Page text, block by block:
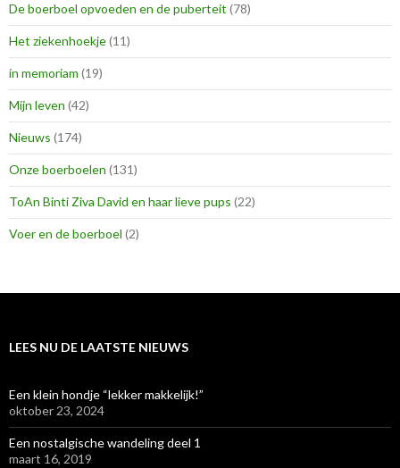
De boerboel opvoeden en de puberteit (78)
Het ziekenhoekje(11)
in memoriam (19)
Mijn leven (42)
Nieuws (174)
Onze boerboelen (131)
ToAn Binti Ziva David en haar lieve pups (22)
Voer en de boerboel (2)
LEES NU DE LAATSTE NIEUWS
Een klein hondje “lekker makkelijk!”
oktober 23, 2024
Een nostalgische wandeling deel 1
maart 16, 2019